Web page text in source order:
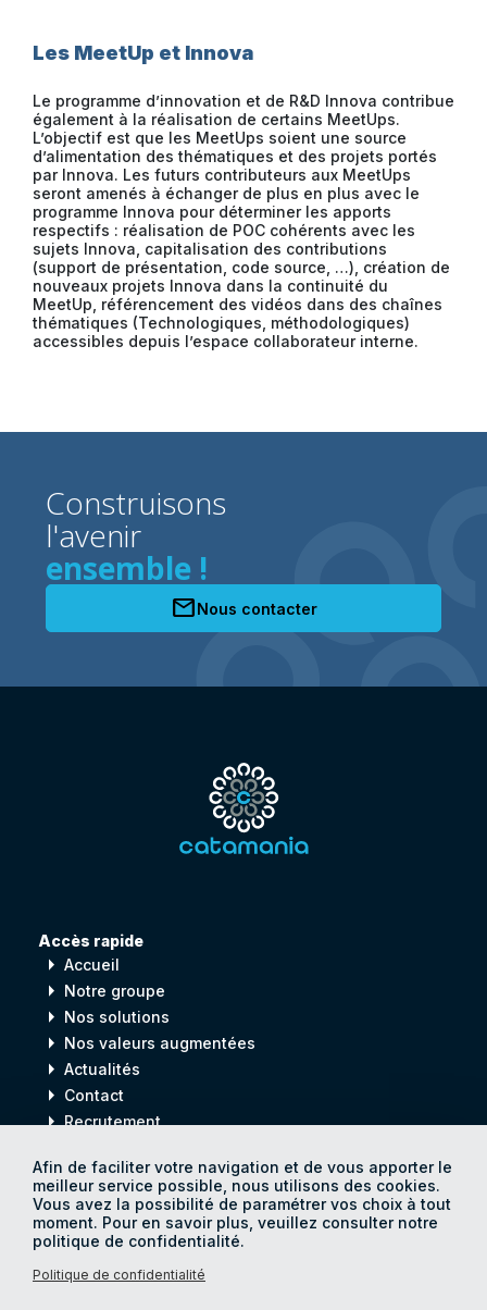
Afin de faciliter votre navigation et de vous apporter le
meilleur service possible, nous utilisons des cookies.
Vous avez la possibilité de paramétrer vos choix à tout
moment. Pour en savoir plus, veuillez consulter notre
politique de confidentialité.
Politique de confidentialité
Les MeetUp et Innova
Le programme d’innovation et de R&D Innova contribue
également à la réalisation de certains MeetUps.
L’objectif est que les MeetUps soient une source
d’alimentation des thématiques et des projets portés
par Innova. Les futurs contributeurs aux MeetUps
seront amenés à échanger de plus en plus avec le
programme Innova pour déterminer les apports
respectifs : réalisation de POC cohérents avec les
sujets Innova, capitalisation des contributions
(support de présentation, code source, …), création de
nouveaux projets Innova dans la continuité du
MeetUp, référencement des vidéos dans des chaînes
thématiques (Technologiques, méthodologiques)
accessibles depuis l’espace collaborateur interne.
Construisons
l'avenir
ensemble !
mailNous contacter
Accès rapide
arrow_right Accueil
arrow_right Notre groupe
arrow_right Nos solutions
arrow_right Nos valeurs augmentées
arrow_right Actualités
arrow_right Contact
arrow_rightRecrutement
Digitalprocess
for Human progress